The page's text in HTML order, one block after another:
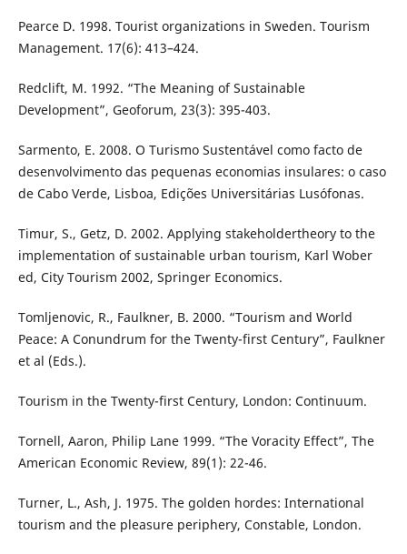
Pearce D. 1998. Tourist organizations in Sweden. Tourism
Management. 17(6): 413–424.
Redclift, M. 1992. “The Meaning of Sustainable
Development”, Geoforum, 23(3): 395-403.
Sarmento, E. 2008. O Turismo Sustentável como facto de
desenvolvimento das pequenas economias insulares: o caso
de Cabo Verde, Lisboa, Edições Universitárias Lusófonas.
Timur, S., Getz, D. 2002. Applying stakeholdertheory to the
implementation of sustainable urban tourism, Karl Wober
ed, City Tourism 2002, Springer Economics.
Tomljenovic, R., Faulkner, B. 2000. “Tourism and World
Peace: A Conundrum for the Twenty-first Century”, Faulkner
et al (Eds.).
Tourism in the Twenty-first Century, London: Continuum.
Tornell, Aaron, Philip Lane 1999. “The Voracity Effect”, The
American Economic Review, 89(1): 22-46.
Turner, L., Ash, J. 1975. The golden hordes: International
tourism and the pleasure periphery, Constable, London.